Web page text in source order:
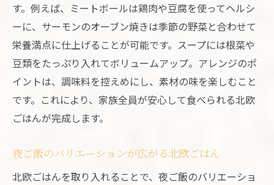
す。例えば、ミートボールは鶏肉や豆腐を使ってヘルシ
ーに、サーモンのオーブン焼きは季節の野菜と合わせて
栄養満点に仕上げることが可能です。スープには根菜や
豆類をたっぷり入れてボリュームアップ。アレンジのポ
イントは、調味料を控えめにし、素材の味を楽しむこと
です。これにより、家族全員が安心して食べられる北欧
ごはんが完成します。
夜ご飯のバリエーションが広がる北欧ごはん
北欧ごはんを取り入れることで、夜ご飯のバリエーショ